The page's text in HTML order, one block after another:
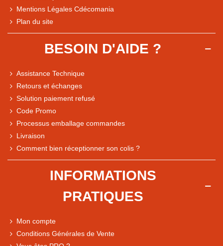
Note du magasin sur Google
Comparaison des performances du magasin
Mentions Légales Cdécomania
Plan du site
BESOIN D'AIDE ?
Assistance Technique
Retours et échanges
Solution paiement refusé
Code Promo
Processus emballage commandes
Livraison
Comment bien réceptionner son colis ?
INFORMATIONS
PRATIQUES
Mon compte
Conditions Générales de Vente